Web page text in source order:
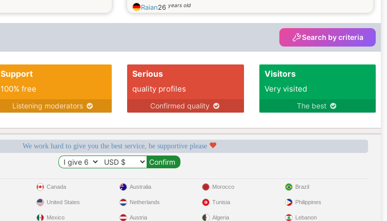
Raian26 years old
Search by criteria
Support
100% free
Listening moderators
Serious
quality profiles
Confirmed quality
Visitors
Very visited
The best
We work hard to give you the best service, be supportive please
Canada
United States
Mexico
Australia
Netherlands
Austria
Morocco
Tunisia
Algeria
Brazil
Philippines
Lebanon